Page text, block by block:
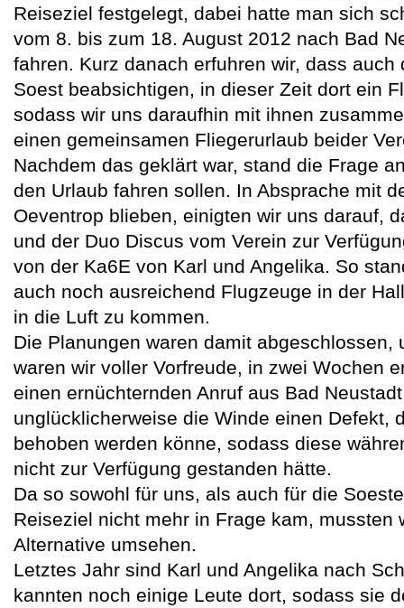
Reiseziel festgelegt, dabei hatte man sich
vom 8. bis zum 18. August 2012 nach Bad
fahren. Kurz danach erfuhren wir, dass auch
Soest beabsichtigen, in dieser Zeit dort ein
sodass wir uns daraufhin mit ihnen
einen gemeinsamen Fliegerurlaub beider
Nachdem das geklärt war, stand die Frage
den Urlaub fahren sollen. In Absprache mit
Oeventrop blieben, einigten wir uns darauf,
und der Duo Discus vom Verein zur
von der Ka6E von Karl und Angelika. So
auch noch ausreichend Flugzeuge in der
in die Luft zu kommen.
Die Planungen waren damit abgeschlossen,
waren wir voller Vorfreude, in zwei Wochen
einen ernüchternden Anruf aus Bad
unglücklicherweise die Winde einen Defekt,
behoben werden könne, sodass diese
nicht zur Verfügung gestanden hätte.
Da so sowohl für uns, als auch für die
Reiseziel nicht mehr in Frage kam, mussten
Alternative umsehen.
Letztes Jahr sind Karl und Angelika nach
kannten noch einige Leute dort, sodass sie